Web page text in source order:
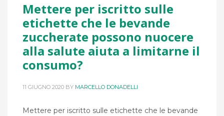
Mettere per iscritto sulle
etichette che le bevande
zuccherate possono nuocere
alla salute aiuta a limitarne il
consumo?
11 GIUGNO 2020 BY MARCELLO DONADELLI
Mettere per iscritto sulle etichette che le bevande